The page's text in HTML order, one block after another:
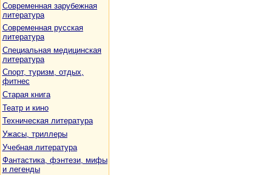
Современная зарубежная
литература
Современная русская
литература
Специальная медицинская
литература
Спорт, туризм, отдых,
фитнес
Старая книга
Театр и кино
Техническая литература
Ужасы, триллеры
Учебная литература
Фантастика, фэнтези, мифы
и легенды